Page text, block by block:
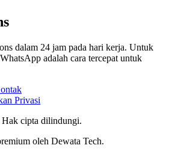
dalam 24 jam pada hari kerja. Untuk
adalah cara tercepat untuk
Privasi
Hak cipta dilindungi.
oleh Dewata Tech.